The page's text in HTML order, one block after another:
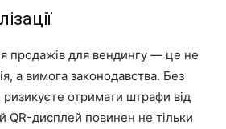
продажів для вендингу — це не
а вимога законодавства. Без
ризикуєте отримати штрафи від
QR-дисплей повинен не тільки